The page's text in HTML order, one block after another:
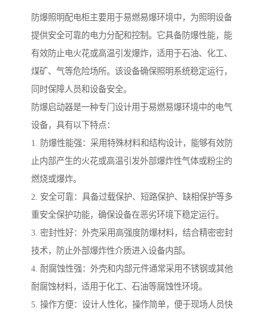
防爆照明配电柜主要用于易燃易爆环境中，为照明设备
提供安全可靠的电力分配和控制。它具备防爆性能，能
有效防止电火花或高温引发爆炸，适用于石油、化工、
煤矿、气等危险场所。该设备确保照明系统稳定运行，
同时保障人员和设备安全。
防爆启动器是一种专门设计用于易燃易爆环境中的电气
设备，具有以下特点：
1. 防爆性能强：采用特殊材料和结构设计，能够有效防
止内部产生的火花或高温引发外部爆炸性气体或粉尘的
燃烧或爆炸。
2. 安全可靠：具备过载保护、短路保护、缺相保护等多
重安全保护功能，确保设备在恶劣环境下稳定运行。
3. 密封性好：外壳采用高强度防爆材料，结合精密密封
技术，防止外部爆炸性介质进入设备内部。
4. 耐腐蚀性强：外壳和内部元件通常采用不锈钢或其他
耐腐蚀材料，适用于化工、石油等腐蚀性环境。
5. 操作方便：设计人性化，操作简单，便于现场人员快